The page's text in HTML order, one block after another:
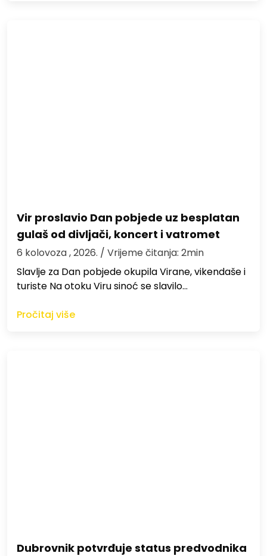
Vir proslavio Dan pobjede uz besplatan
gulaš od divljači, koncert i vatromet
6 kolovoza , 2026. / Vrijeme čitanja: 2min
Slavlje za Dan pobjede okupila Virane, vikendaše i
turiste Na otoku Viru sinoć se slavilo…
Pročitaj više
Dubrovnik potvrđuje status predvodnika